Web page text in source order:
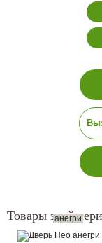
Товары этой
анегри